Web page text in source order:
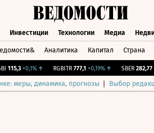
Инвестиции Технологии Медиа
Аналитика Капитал Страна
115,3 +0,1%↑ RGBITR 777,1 +0,19%↑ SBER 282,77
меры, динамика, прогнозы Выбор